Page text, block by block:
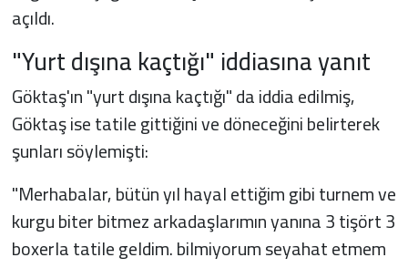
açıldı.
"Yurt dışına kaçtığı" iddiasına yanıt
Göktaş'ın "yurt dışına kaçtığı" da iddia edilmiş,
Göktaş ise tatile gittiğini ve döneceğini belirterek
şunları söylemişti:
"Merhabalar, bütün yıl hayal ettiğim gibi turnem ve
kurgu biter bitmez arkadaşlarımın yanına 3 tişört 3
boxerla tatile geldim. bilmiyorum seyahat etmem